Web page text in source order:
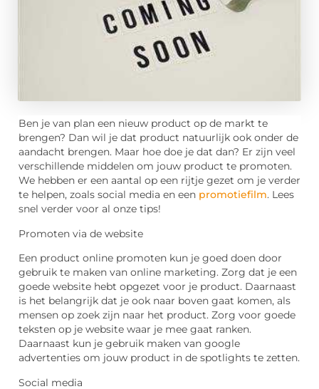
Ben je van plan een nieuw product op de markt te
brengen? Dan wil je dat product natuurlijk ook onder de
aandacht brengen. Maar hoe doe je dat dan? Er zijn veel
verschillende middelen om jouw product te promoten.
We hebben er een aantal op een rijtje gezet om je verder
te helpen, zoals social media en een promotiefilm. Lees
snel verder voor al onze tips!
Promoten via de website
Een product online promoten kun je goed doen door
gebruik te maken van online marketing. Zorg dat je een
goede website hebt opgezet voor je product. Daarnaast
is het belangrijk dat je ook naar boven gaat komen, als
mensen op zoek zijn naar het product. Zorg voor goede
teksten op je website waar je mee gaat ranken.
Daarnaast kun je gebruik maken van google
advertenties om jouw product in de spotlights te zetten.
Social media